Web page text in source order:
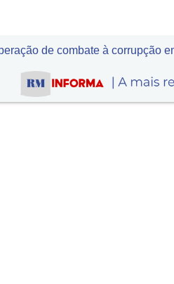
de combate à corrupção